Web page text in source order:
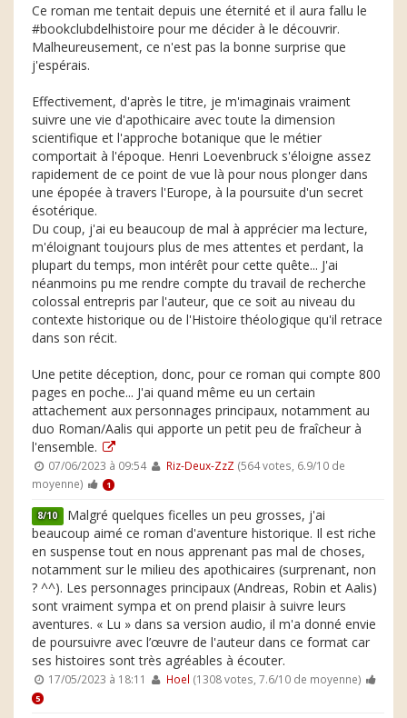
Ce roman me tentait depuis une éternité et il aura fallu le
#bookclubdelhistoire pour me décider à le découvrir.
Malheureusement, ce n'est pas la bonne surprise que
j'espérais.
Effectivement, d'après le titre, je m'imaginais vraiment
suivre une vie d'apothicaire avec toute la dimension
scientifique et l'approche botanique que le métier
comportait à l'époque. Henri Loevenbruck s'éloigne assez
rapidement de ce point de vue là pour nous plonger dans
une épopée à travers l'Europe, à la poursuite d'un secret
ésotérique.
Du coup, j'ai eu beaucoup de mal à apprécier ma lecture,
m'éloignant toujours plus de mes attentes et perdant, la
plupart du temps, mon intérêt pour cette quête... J'ai
néanmoins pu me rendre compte du travail de recherche
colossal entrepris par l'auteur, que ce soit au niveau du
contexte historique ou de l'Histoire théologique qu'il retrace
dans son récit.
Une petite déception, donc, pour ce roman qui compte 800
pages en poche... J'ai quand même eu un certain
attachement aux personnages principaux, notamment au
duo Roman/Aalis qui apporte un petit peu de fraîcheur à
l'ensemble.
07/06/2023 à 09:54 Riz-Deux-ZzZ (564 votes, 6.9/10 de
moyenne)
1
8/10 Malgré quelques ficelles un peu grosses, j'ai
beaucoup aimé ce roman d'aventure historique. Il est riche
en suspense tout en nous apprenant pas mal de choses,
notamment sur le milieu des apothicaires (surprenant, non
? ^^). Les personnages principaux (Andreas, Robin et Aalis)
sont vraiment sympa et on prend plaisir à suivre leurs
aventures. « Lu » dans sa version audio, il m'a donné envie
de poursuivre avec l’œuvre de l'auteur dans ce format car
ses histoires sont très agréables à écouter.
17/05/2023 à 18:11 Hoel (1308 votes, 7.6/10 de moyenne)
5